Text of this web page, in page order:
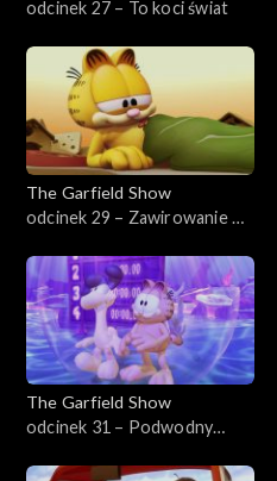
odcinek 27 – To koci świat
The Garfield Show
odcinek 29 – Zawirowanie w
The Garfield Show
odcinek 31 – Podwodny